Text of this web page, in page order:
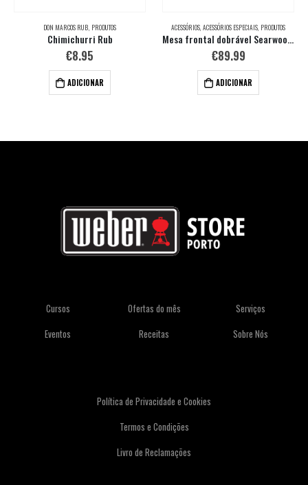
DON MARCOS RUB, PRODUTOS
Chimichurri Rub
€8.95
ADICIONAR
ACESSÓRIOS, ACESSÓRIOS ESPECIAIS, PRODUTOS
Mesa frontal dobrável Searwood® 600
€89.99
ADICIONAR
Cursos
Eventos
Ofertas do mês
Receitas
Serviços
Sobre Nós
Política de Privacidade e Cookies
Termos e Condições
Livro de Reclamações